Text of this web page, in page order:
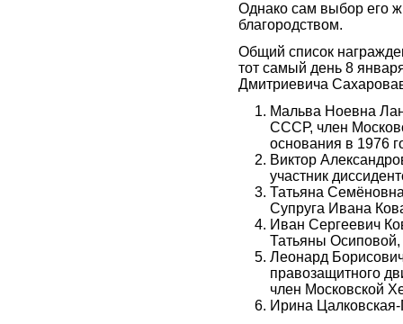
Однако сам выбор его
благородством.
Общий список
тот самый день 8
Дмитриевича
Мальва Ноевна
СССР, член
основания в 1976
Виктор
участник
Татьяна
Супруга Ивана
Иван Сергеевич
Татьяны
Леонард
правозащитного
член Московской
Ирина Цалковская-